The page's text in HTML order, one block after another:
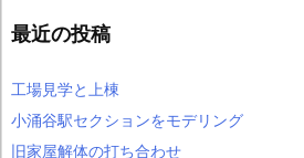
最近の投稿
工場見学と上棟
小涌谷駅セクションをモデリング
旧家屋解体の打ち合わせ